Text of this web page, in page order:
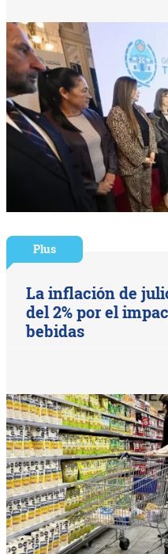
Plus
La inflación de
del 2% por el
bebidas